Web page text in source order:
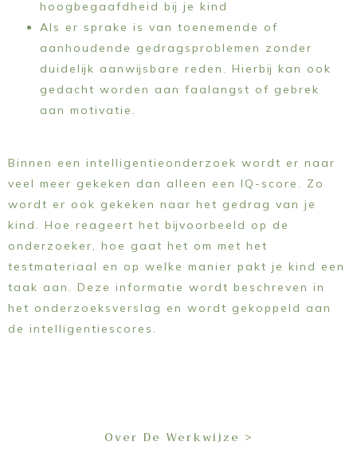
hoogbegaafdheid bij je kind
Als er sprake is van toenemende of
aanhoudende gedragsproblemen zonder
duidelijk aanwijsbare reden. Hierbij kan ook
gedacht worden aan faalangst of gebrek
aan motivatie.
Binnen een intelligentieonderzoek wordt er naar
veel meer gekeken dan alleen een IQ-score. Zo
wordt er ook gekeken naar het gedrag van je
kind. Hoe reageert het bijvoorbeeld op de
onderzoeker, hoe gaat het om met het
testmateriaal en op welke manier pakt je kind een
taak aan. Deze informatie wordt beschreven in
het onderzoeksverslag en wordt gekoppeld aan
de intelligentiescores.
Over De Werkwijze >